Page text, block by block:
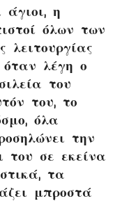
άγιοι, η
όλων των
όταν λέγη ο
του
του, το
όλα
την
του σε εκείνα
τα
μπροστά